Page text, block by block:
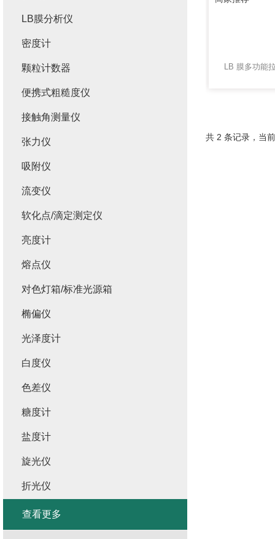
共 2 条记录，当
LB膜分析仪
密度计
颗粒计数器
便携式粗糙度仪
接触角测量仪
张力仪
吸附仪
流变仪
软化点/滴定测定仪
亮度计
熔点仪
对色灯箱/标准光源箱
椭偏仪
光泽度计
白度仪
色差仪
糖度计
盐度计
旋光仪
折光仪
查看更多